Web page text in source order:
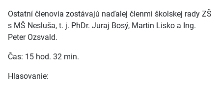
Ostatní členovia zostávajú naďalej členmi školskej rady ZŠ
s MŠ Nesluša, t. j. PhDr. Juraj Bosý, Martin Lisko a Ing.
Peter Ozsvald.
Čas: 15 hod. 32 min.
Hlasovanie: